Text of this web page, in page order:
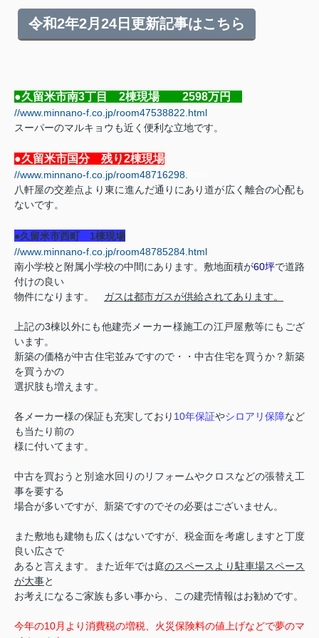
令和2年2月 24 日更新記事はこちら
●久留米市南3丁目 2棟現場 2598万円
//www.minnano-f.co.jp/room47538822.html
スーパーのマルキョウも近く便利な立地です。
●久留米市国分 残り2棟現場
//www.minnano-f.co.jp/room48716298.
八軒屋の交差点より東に進んだ通りにあり道が広く離合の心配も
ないです。
●久留米市西町 1棟現場
//www.minnano-f.co.jp/room48785284.html
南小学校と附属小学校の中間にあります。敷地面積が60坪で道路
付けの良い
物件になります。 ガスは都市ガスが供給されてあります。
上記の3棟以外にも他建売メーカー様施工の江戸屋敷等にもござ
います。
新築の価格が中古住宅並みですので・・中古住宅を買うか？新築
を買うかの
選択肢も増えます。
各メーカー様の保証も充実しており 10年保証やシロアリ保障など
も当たり前の
様に付いてます。
中古を買おうと別途水回りのリフォームやクロスなどの張替え工
事を要する
場合が多いですが、新築ですのでその必要はございません。
また敷地も建物も広くはないですが、税金面を考慮しますと丁度
良い広さで
あると言えます。また近年では庭のスペースより駐車場スペース
が大事と
お考えになるご家族も多い事から、この建売情報はお勧めです。
今年の10月より消費税の増税、火災保険料の値上げなどで夢のマ